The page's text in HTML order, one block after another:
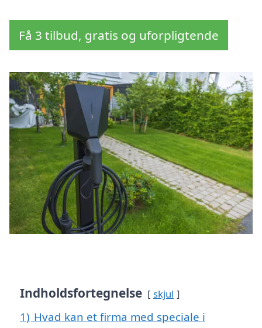
Få 3 tilbud, gratis og uforpligtende
Indholdsfortegnelse skjul
1) Hvad kan et firma med speciale i